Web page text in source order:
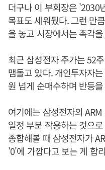
더구나 이 부회장은 '2030
목표도 세워뒀다. 그런 만
을 놓고 시장에서는 촉각
최근 삼성전자 주가는 52
맴돌고 있다. 개인투자자
원 넘게 순매수하며 반등
여기에는 삼성전자의
일정 부분 작용하는 것으
종합해볼 때 삼성전자가
'0'에 가깝다고 보는 게 합